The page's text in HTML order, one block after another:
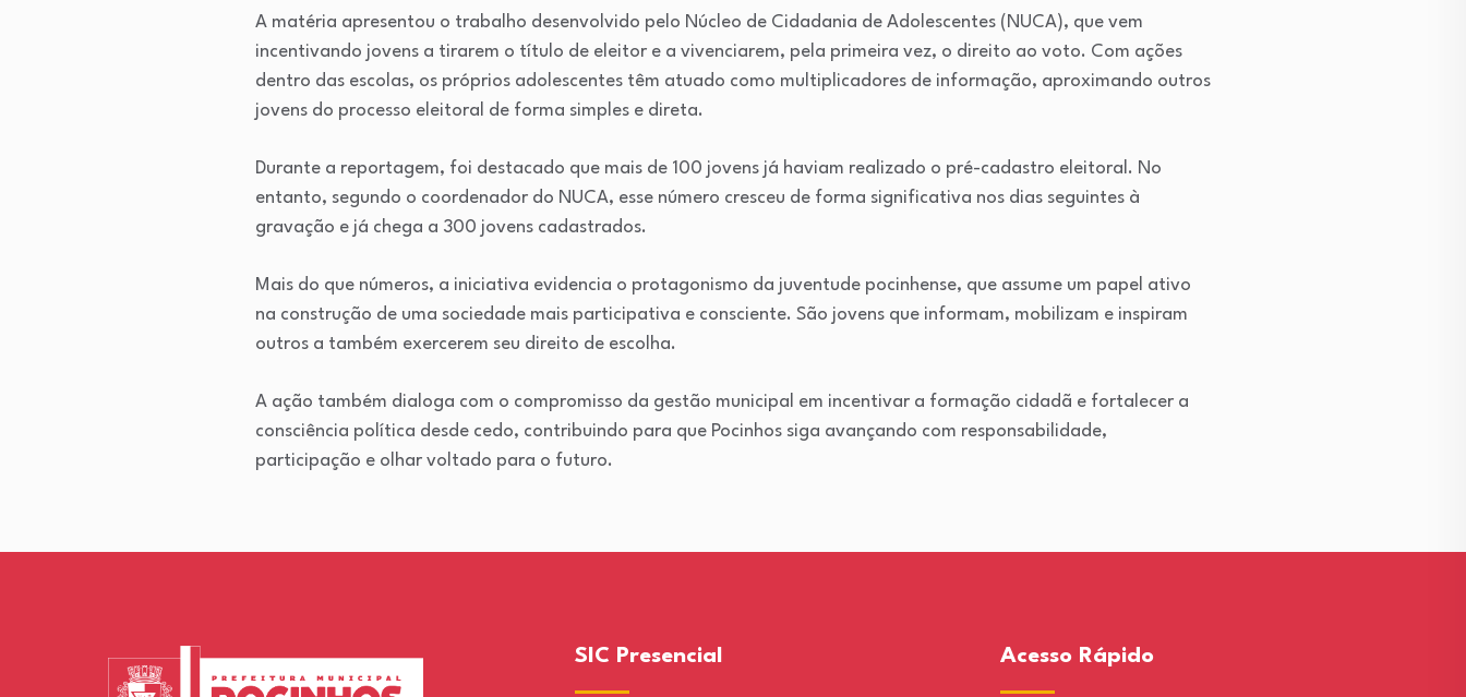
A matéria apresentou o trabalho desenvolvido pelo Núcleo de Cidadania de Adolescentes (NUCA), que vem
incentivando jovens a tirarem o título de eleitor e a vivenciarem, pela primeira vez, o direito ao voto. Com ações
dentro das escolas, os próprios adolescentes têm atuado como multiplicadores de informação, aproximando outros
jovens do processo eleitoral de forma simples e direta.
Durante a reportagem, foi destacado que mais de 100 jovens já haviam realizado o pré-cadastro eleitoral. No
entanto, segundo o coordenador do NUCA, esse número cresceu de forma significativa nos dias seguintes à
gravação e já chega a 300 jovens cadastrados.
Mais do que números, a iniciativa evidencia o protagonismo da juventude pocinhense, que assume um papel ativo
na construção de uma sociedade mais participativa e consciente. São jovens que informam, mobilizam e inspiram
outros a também exercerem seu direito de escolha.
A ação também dialoga com o compromisso da gestão municipal em incentivar a formação cidadã e fortalecer a
consciência política desde cedo, contribuindo para que Pocinhos siga avançando com responsabilidade,
participação e olhar voltado para o futuro.
SIC Presencial Acesso Rápido